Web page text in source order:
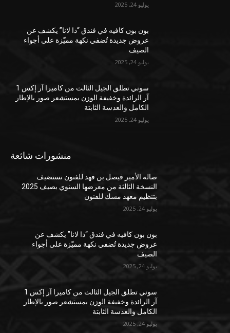
يوليو 24, 2025
بون بون كافيه في فندق “ذا لانا” يكشف عن
عروض جديدة تُضفي نكهة مميّزة على أجواء
الصيف
يوليو 24, 2025
سوني تطلق الجيل الثالث من كاميرا آر إكس 1
آر الرائدة وخفيفة الوزن بمستشعر صور بالإطار
الكامل والعدسة الثابتة
يوليو 24, 2025
منشورات شائعة
صالة الأمير فيصل بن فهد للفنون تستضيف
النسخة الثالثة من معرضها السنوي بصيف 2025
بتنظيم معهد مسك للفنون
يوليو 24, 2025
بون بون كافيه في فندق “ذا لانا” يكشف عن
عروض جديدة تُضفي نكهة مميّزة على أجواء
الصيف
يوليو 24, 2025
سوني تطلق الجيل الثالث من كاميرا آر إكس 1
آر الرائدة وخفيفة الوزن بمستشعر صور بالإطار
الكامل والعدسة الثابتة
يوليو 24, 2025